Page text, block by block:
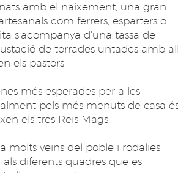
amb el naixement, una gran
com ferrers, esparters o
s'acompanya d'una tassa de
de torrades untades amb
els pastors.
més esperades per a les
pels més menuts de casa
els tres Reis Mags.
molts veïns del poble i rodalies
diferents quadres que es